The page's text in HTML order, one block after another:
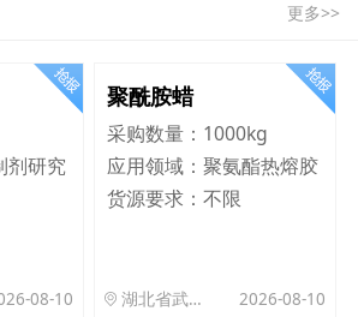
更多>>
剂研究
08-10
聚酰胺蜡
采购数量： 1000kg
应用领域：聚氨酯热熔胶
货源要求：不限
湖北省武汉市洪山区珞狮路122号武汉理工大孵化楼B座1701室 2026-08-10